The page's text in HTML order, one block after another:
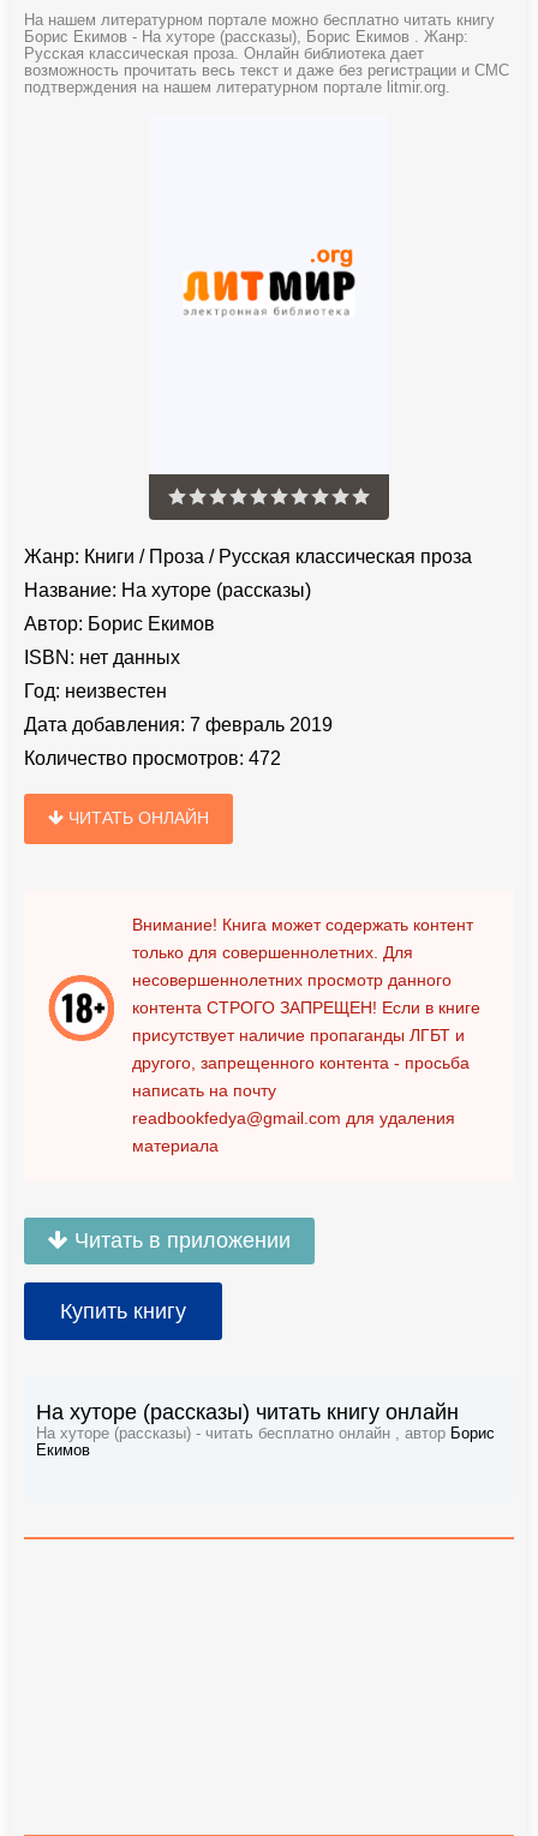
На нашем литературном портале можно бесплатно читать книгу
Борис Екимов - На хуторе (рассказы), Борис Екимов . Жанр:
Русская классическая проза. Онлайн библиотека дает
возможность прочитать весь текст и даже без регистрации и СМС
подтверждения на нашем литературном портале litmir.org.
Жанр: Книги / Проза / Русская классическая проза
Название: На хуторе (рассказы)
Автор: Борис Екимов
ISBN: нет данных
Год: неизвестен
Дата добавления: 7 февраль 2019
Количество просмотров: 472
ЧИТАТЬ ОНЛАЙН
Внимание! Книга может содержать контент
только для совершеннолетних. Для
несовершеннолетних просмотр данного
контента СТРОГО ЗАПРЕЩЕН! Если в книге
присутствует наличие пропаганды ЛГБТ и
другого, запрещенного контента - просьба
написать на почту
readbookfedya@gmail.com для удаления
материала
Читать в приложении
Купить книгу
На хуторе (рассказы) читать книгу онлайн
На хуторе (рассказы) - читать бесплатно онлайн , автор Борис
Екимов